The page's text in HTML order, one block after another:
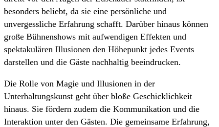
besonders beliebt, da sie eine persönliche und
unvergessliche Erfahrung schafft. Darüber hinaus können
große Bühnenshows mit aufwendigen Effekten und
spektakulären Illusionen den Höhepunkt jedes Events
darstellen und die Gäste nachhaltig beeindrucken.
Die Rolle von Magie und Illusionen in der
Unterhaltungskunst geht über bloße Geschicklichkeit
hinaus. Sie fördern zudem die Kommunikation und die
Interaktion unter den Gästen. Die gemeinsame Erfahrung,